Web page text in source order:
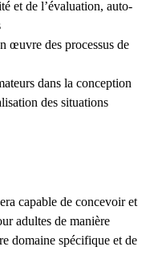
et de l’évaluation, auto-
œuvre des processus de
dans la conception
des situations
capable de concevoir et
adultes de manière
domaine spécifique et de